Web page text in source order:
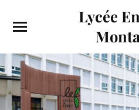
Lycée